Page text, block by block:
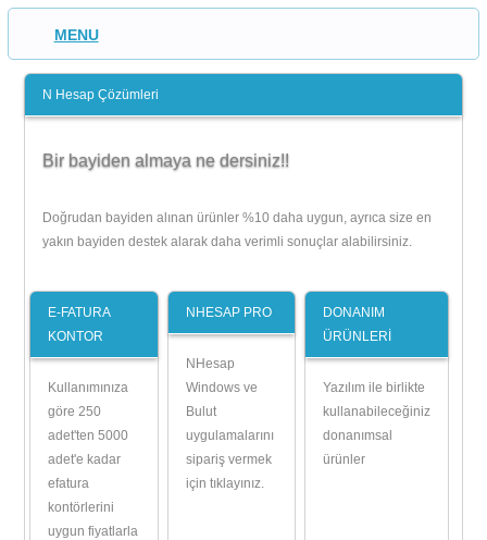
MENU
N Hesap Çözümleri
Bir bayiden almaya ne dersiniz!!
Doğrudan bayiden alınan ürünler %10 daha uygun, ayrıca size en
yakın bayiden destek alarak daha verimli sonuçlar alabilirsiniz.
E-FATURA
KONTOR
Kullanımınıza
göre 250
adet'ten 5000
adet'e kadar
efatura
kontörlerini
uygun fiyatlarla
NHESAP PRO
NHesap
Windows ve
Bulut
uygulamalarını
sipariş vermek
için tıklayınız.
DONANIM
ÜRÜNLERİ
Yazılım ile birlikte
kullanabileceğiniz
donanımsal
ürünler